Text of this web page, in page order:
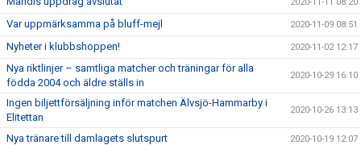
Var uppmärksamma på bluff-mejl 2020-11-09 08:51
Nyheter i klubbshoppen! 2020-11-02 12:17
Nya riktlinjer – samtliga matcher och träningar för alla
födda 2004 och äldre ställs in
2020-10-29 16:10
Ingen biljettförsäljning inför matchen Älvsjö-Hammarby i
Elitettan
2020-10-26 13:13
Nya tränare till damlagets slutspurt 2020-10-19 12:07